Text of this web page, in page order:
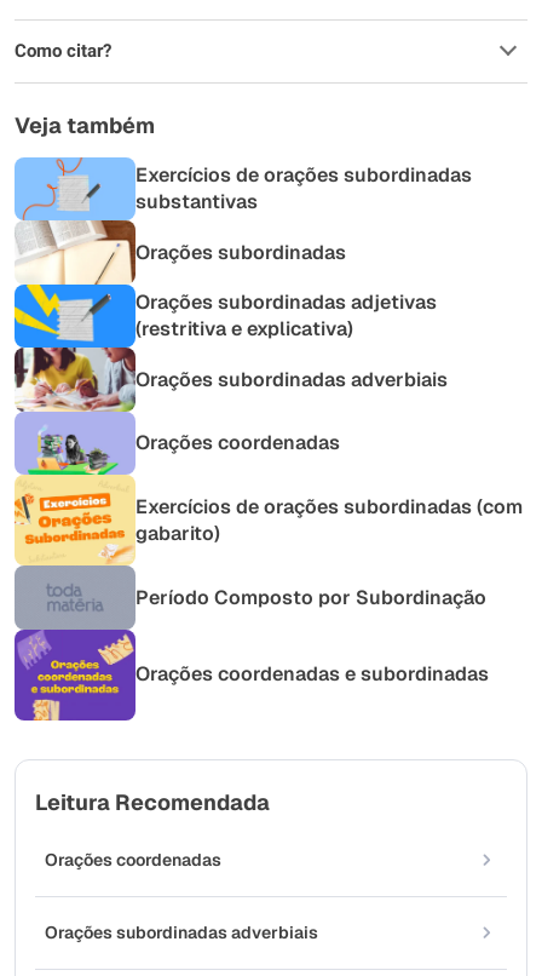
Como citar?
Veja também
Exercícios de orações subordinadas
substantivas
Orações subordinadas
Orações subordinadas adjetivas
(restritiva e explicativa)
Orações subordinadas adverbiais
Orações coordenadas
Exercícios de orações subordinadas (com
gabarito)
Período Composto por Subordinação
Orações coordenadas e subordinadas
Leitura Recomendada
Orações coordenadas
Orações subordinadas adverbiais